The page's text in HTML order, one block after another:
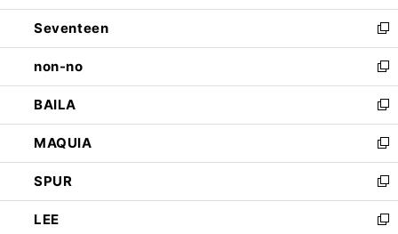
開
く
ウ
で
開
く
ン
ド
ウ
で
開
く
Seventeen
新
し
い
ウ
ィ
ン
ド
ウ
で
開
く
non-no
新
し
い
ウ
ィ
ン
ド
ウ
で
BAILA
新
し
い
ウ
ィ
ン
ド
MAQUIA
新
し
い
ウ
ィ
SPUR
新
し
い
LEE
新